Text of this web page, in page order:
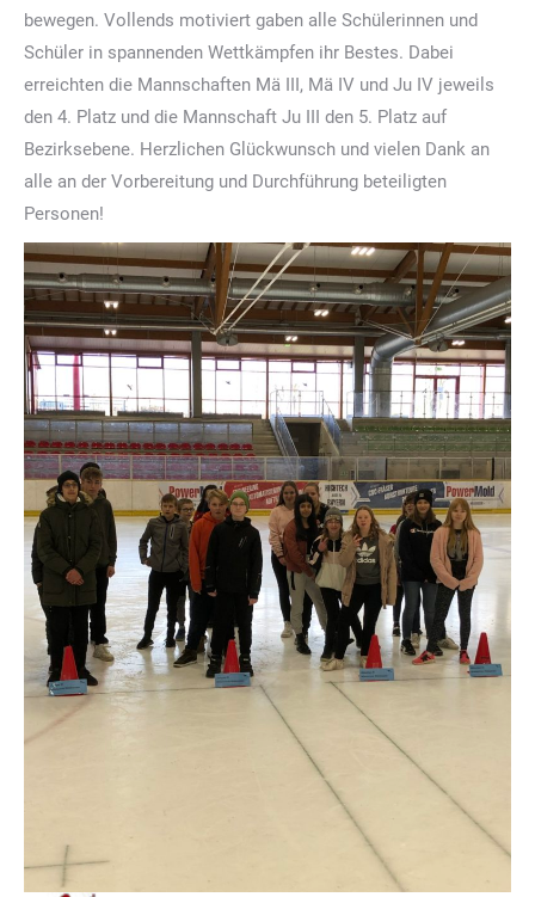
bewegen. Vollends motiviert gaben alle Schülerinnen und
Schüler in spannenden Wettkämpfen ihr Bestes. Dabei
erreichten die Mannschaften Mä III, Mä IV und Ju IV jeweils
den 4. Platz und die Mannschaft Ju III den 5. Platz auf
Bezirksebene. Herzlichen Glückwunsch und vielen Dank an
alle an der Vorbereitung und Durchführung beteiligten
Personen!